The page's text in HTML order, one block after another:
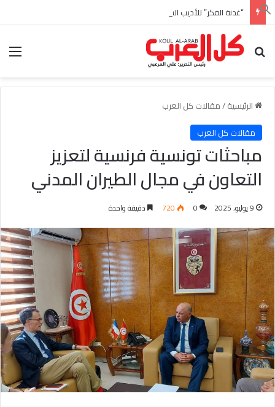
“غدنة الفكر” للأديب السعودي احمد بن عبدالله العبدالنبي
بحث عن
الرئيسية/مقالات كل العرب
مقالات كل العرب
مباحثات تونسية فرنسية لتعزيز
التعاون في مجال الطيران المدني
9 يوليو، 2025 0
720 دقيقة واحدة